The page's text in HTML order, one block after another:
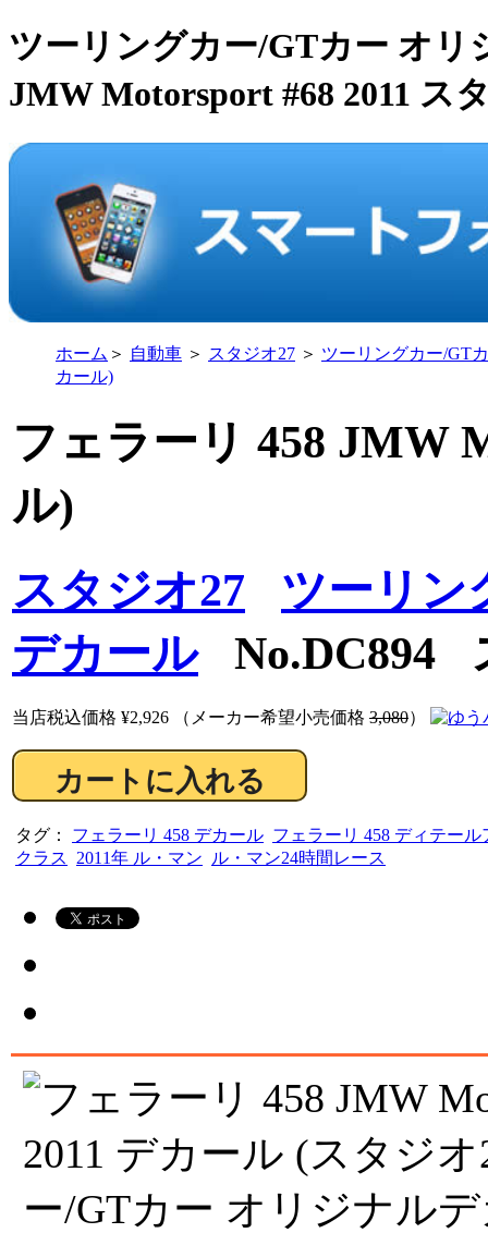
ツーリングカー/GTカー オリ
JMW Motorsport #68 2011 ス
ホーム ＞ 自動車 ＞ スタジオ27 ＞ ツーリングカー/GT
カール)
フェラーリ 458 JMW
ル)
スタジオ27
ツーリン
デカールNo.DC894
当店税込価格 ¥2,926 （メーカー希望小売価格 3,080）
タグ： フェラーリ 458 デカール フェラーリ 458 ディテー
クラス
2011年 ル・マン ル・マン24時間レース